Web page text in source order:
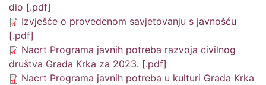
dio [.pdf]
Izvješće o provedenom savjetovanju s javnošću
[.pdf]
Nacrt Programa javnih potreba razvoja civilnog
društva Grada Krka za 2023. [.pdf]
Nacrt Programa javnih potreba u kulturi Grada Krka